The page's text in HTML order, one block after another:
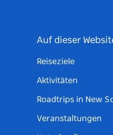
Auf dieser
Reiseziele
Aktivitäten
Roadtrips in New
Veranstaltungen